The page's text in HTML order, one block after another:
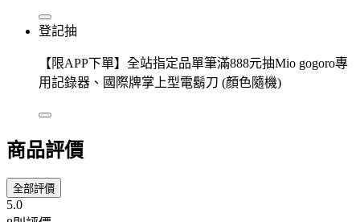
登記抽
【限APP下單】全站指定品單筆滿888元抽Mio gogoro專
用記錄器、國際牌掌上型電鬍刀 (顏色隨機)
商品評價
全部評價
5.0